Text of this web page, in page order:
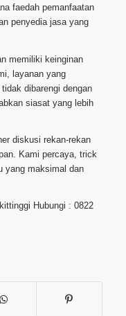
faedah pemanfaatan
penyedia jasa yang
memiliki keinginan
layanan yang
dibarengi dengan
siasat yang lebih
diskusi rekan-rekan
Kami percaya, trick
yang maksimal dan
Hubungi : 0822